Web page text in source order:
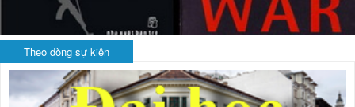
Theo dòng sự kiện